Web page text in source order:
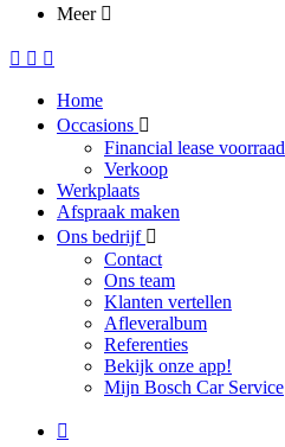
Meer
Home
Occasions
Financial lease voorraad
Verkoop
Werkplaats
Afspraak maken
Ons bedrijf
Contact
Ons team
Klanten vertellen
Afleveralbum
Referenties
Bekijk onze app!
Mijn Bosch Car Service